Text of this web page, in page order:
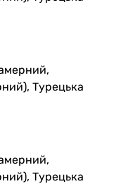
Турецька
Турецька